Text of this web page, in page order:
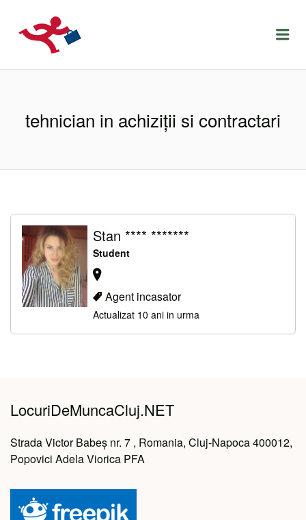
LOCURIDEMUNCACLUJ.NET
tehnician in achiziții si contractari
Stan **** *******
Student
Agent incasator
Actualizat 10 ani in urma
LocuriDeMuncaCluj.NET
Strada Victor Babeș nr. 7 , Romania, Cluj-Napoca 400012,
Popovici Adela Viorica PFA